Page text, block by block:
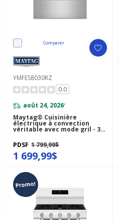
Comparer
YMFES8030RZ
0.0
août 24, 2026*
Maytag® Cuisinière
électrique à convection
véritable avec mode gril - 30
po - 5,3 pi cu YMFES8030RZ
PDSF 1 799,99$
1 699,99$
Promo!